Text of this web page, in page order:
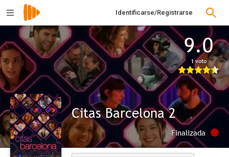
Identificarse/Registrarse
9.0
1 voto
Citas Barcelona 2
Finalizada